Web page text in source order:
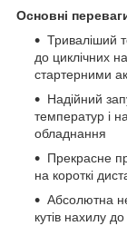
Основні
Триваліший
до циклічних
стартерними
Надійний
температур і
обладнання
Прекрасне
на короткі
Абсолютна
кутів нахилу